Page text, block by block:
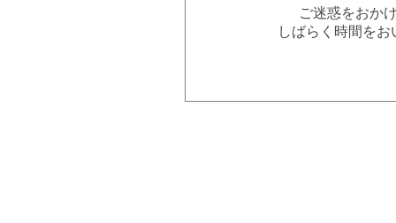
ご迷惑をおか
しばらく時間を